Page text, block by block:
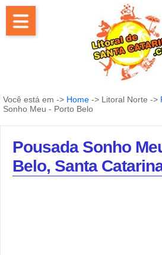
Você está em -> Home -> Litoral Norte ->
Sonho Meu - Porto Belo
Pousada Sonho
Belo, Santa